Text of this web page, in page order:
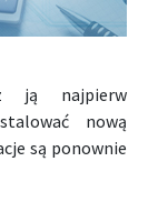
ją najpierw
nową
są ponownie